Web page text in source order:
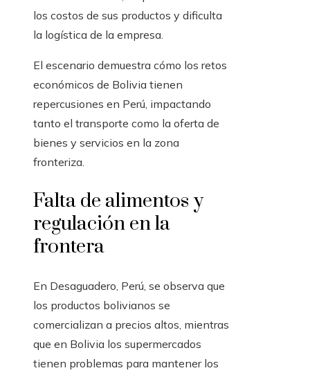
los costos de sus productos y dificulta
la logística de la empresa.
El escenario demuestra cómo los retos
económicos de Bolivia tienen
repercusiones en Perú, impactando
tanto el transporte como la oferta de
bienes y servicios en la zona
fronteriza.
Falta de alimentos y
regulación en la
frontera
En Desaguadero, Perú, se observa que
los productos bolivianos se
comercializan a precios altos, mientras
que en Bolivia los supermercados
tienen problemas para mantener los